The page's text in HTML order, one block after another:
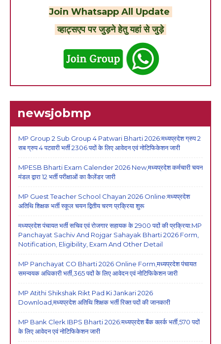
Join Whatsapp All Update
व्हाट्सएप पर जुड़ने हेतु यहां से जुड़े
newsjobmp
MP Group 2 Sub Group 4 Patwari Bharti 2026:मध्यप्रदेश ग्रुप 2
सब ग्रुप 4 पटवारी भर्ती 2306 पदों के लिए आवेदन एवं नोटिफिकेशन जारी
MPESB Bharti Exam Calender 2026 New,मध्यप्रदेश कर्मचारी चयन
मंडल द्वारा 12 भर्ती परीक्षाओं का कैलेंडर जारी
MP Guest Teacher School Chayan 2026 Online:मध्यप्रदेश
अतिथि शिक्षक भर्ती स्कूल चयन द्वितीय चरण प्रक्रिया शुरू
मध्यप्रदेश पंचायत भर्ती सचिव एवं रोजगार सहायक के 2900 पदों की प्रक्रिया:MP
Panchayat Sachiv And Rojgar Sahayak Bharti 2026 Form,
Notification, Eligibility, Exam And Other Detail
MP Panchayat CO Bharti 2026 Online Form,मध्यप्रदेश पंचायत
समन्वयक अधिकारी भर्ती,365 पदों के लिए आवेदन एवं नोटिफिकेशन जारी
MP Atithi Shikshak Rikt Pad Ki Jankari 2026
Download,मध्यप्रदेश अतिथि शिक्षक भर्ती रिक्त पदों की जानकारी
MP Bank Clerk IBPS Bharti 2026:मध्यप्रदेश बैंक क्लर्क भर्ती,570 पदों
के लिए आवेदन एवं नोटिफिकेशन जारी